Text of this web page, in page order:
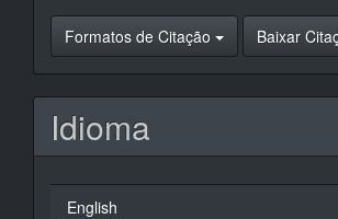
Formatos de Citação Baixar
Idioma
English